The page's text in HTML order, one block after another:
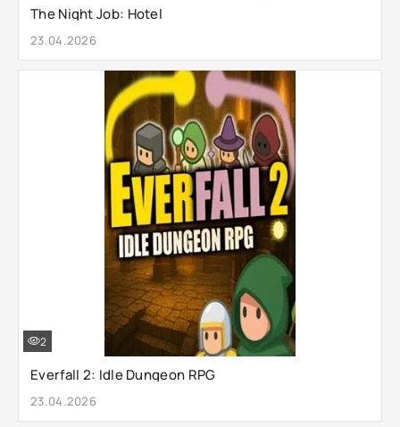
The Night Job: Hotel
23.04.2026
Everfall 2: Idle Dungeon RPG
23.04.2026
2